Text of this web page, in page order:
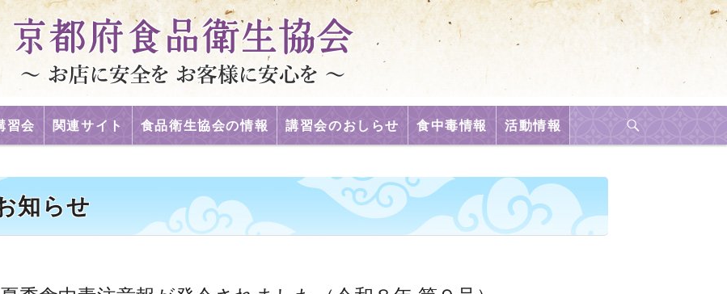
習会 関連サイト 食品衛生協会の情報 講習会のおしらせ 食中毒情報 活動情報
知らせ